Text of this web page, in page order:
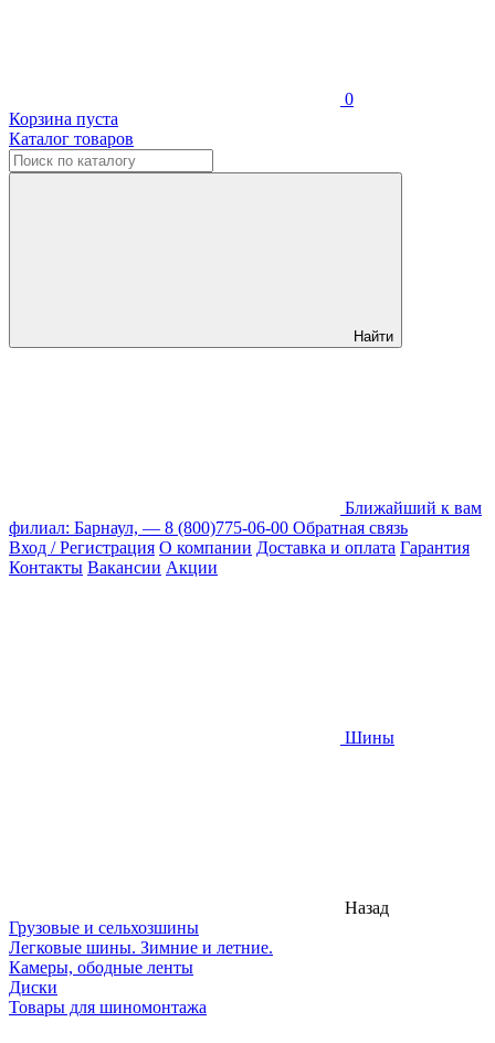
0
Корзина пуста
Каталог товаров
Найти
Ближайший к вам
филиал: Барнаул, — 8 (800)775-06-00 Обратная связь
Вход / Регистрация О компании Доставка и оплата Гарантия
Контакты Вакансии Акции
Шины
Назад
Грузовые и сельхозшины
Легковые шины. Зимние и летние.
Камеры, ободные ленты
Диски
Товары для шиномонтажа